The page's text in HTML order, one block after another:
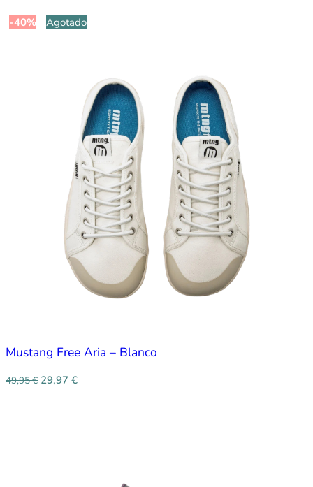
-40% Agotado
Mustang Free Aria – Blanco
49,95€ 29,97 €